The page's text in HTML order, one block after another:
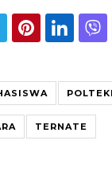
TERNATE